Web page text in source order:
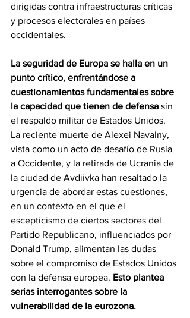
dirigidas contra infraestructuras críticas
y procesos electorales en países
occidentales.
La seguridad de Europa se halla en un
punto crítico, enfrentándose a
cuestionamientos fundamentales sobre
la capacidad que tienen de defensa sin
el respaldo militar de Estados Unidos.
La reciente muerte de Alexei Navalny,
vista como un acto de desafío de Rusia
a Occidente, y la retirada de Ucrania de
la ciudad de Avdiivka han resaltado la
urgencia de abordar estas cuestiones,
en un contexto en el que el
escepticismo de ciertos sectores del
Partido Republicano, influenciados por
Donald Trump, alimentan las dudas
sobre el compromiso de Estados Unidos
con la defensa europea. Esto plantea
serias interrogantes sobre la
vulnerabilidad de la eurozona.